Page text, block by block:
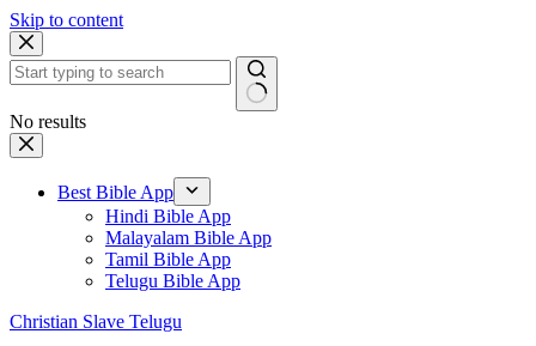
Skip to content
No results
Best Bible App
Hindi Bible App
Malayalam Bible App
Tamil Bible App
Telugu Bible App
Christian Slave Telugu